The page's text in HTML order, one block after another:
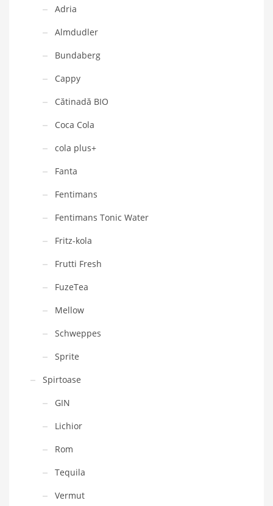
Adria
Almdudler
Bundaberg
Cappy
Cătinadă BIO
Coca Cola
cola plus+
Fanta
Fentimans
Fentimans Tonic Water
Fritz-kola
Frutti Fresh
FuzeTea
Mellow
Schweppes
Sprite
Spirtoase
GIN
Lichior
Rom
Tequila
Vermut